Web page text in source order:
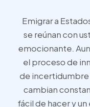
Emigrar a
se reúnan con
emocionante.
el proceso de
de incertidumbre
cambian
fácil de hacer y